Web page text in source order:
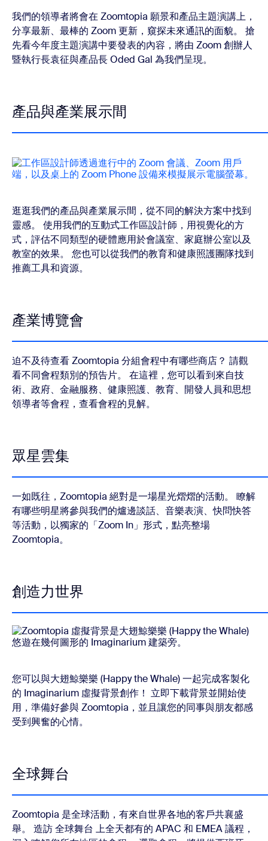
我們的領導者將會在 Zoomtopia 願景和產品主題演講上，
分享最新、最棒的 Zoom 更新，窺探未來通訊的面貌。 搶
先看今年度主題演講中要發表的內容，將由 Zoom 創辦人
暨執行長袁征與產品長 Oded Gal 為我們呈現。
產品與產業展示間
逛逛我們的產品與產業展示間，從不同的解決方案中找到
靈感。 使用我們的互動式工作區設計師，用視覺化的方
式，評估不同類型的硬體應用於會議室、家庭辦公室以及
教室的效果。 您也可以從我們的教育和健康照護團隊找到
推薦工具和資源。
產業博覽會
迫不及待查看 Zoomtopia 分組會程中有哪些商店？ 請觀
看不同會程類別的預告片。 在這裡，您可以看到來自技
術、政府、金融服務、健康照護、教育、開發人員和思想
領導者等會程，查看會程的見解。
眾星雲集
一如既往，Zoomtopia 絕對是一場星光熠熠的活動。 瞭解
有哪些明星將參與我們的爐邊談話、音樂表演、快問快答
等活動，以獨家的「Zoom In」形式，點亮整場
Zoomtopia。
創造力世界
您可以與大翅鯨樂樂 (Happy the Whale) 一起完成客製化
的 Imaginarium 虛擬背景創作！ 立即下載背景並開始使
用，準備好參與 Zoomtopia，並且讓您的同事與朋友都感
受到興奮的心情。
全球舞台
Zoomtopia 是全球活動，有來自世界各地的客戶共襄盛
舉。 造訪 全球舞台 上全天都有的 APAC 和 EMEA 議程，